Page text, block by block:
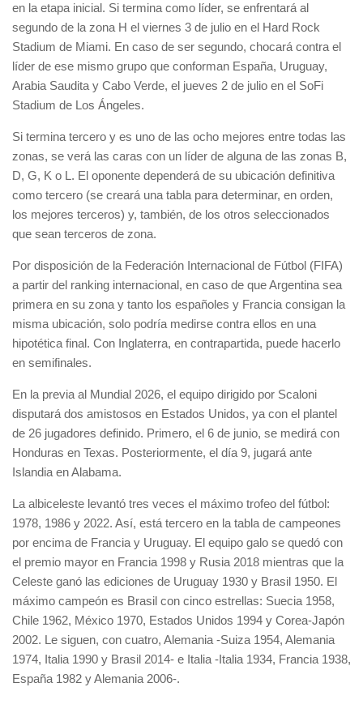
en la etapa inicial. Si termina como líder, se enfrentará al
segundo de la zona H el viernes 3 de julio en el Hard Rock
Stadium de Miami. En caso de ser segundo, chocará contra el
líder de ese mismo grupo que conforman España, Uruguay,
Arabia Saudita y Cabo Verde, el jueves 2 de julio en el SoFi
Stadium de Los Ángeles.
Si termina tercero y es uno de las ocho mejores entre todas las
zonas, se verá las caras con un líder de alguna de las zonas B,
D, G, K o L. El oponente dependerá de su ubicación definitiva
como tercero (se creará una tabla para determinar, en orden,
los mejores terceros) y, también, de los otros seleccionados
que sean terceros de zona.
Por disposición de la Federación Internacional de Fútbol (FIFA)
a partir del ranking internacional, en caso de que Argentina sea
primera en su zona y tanto los españoles y Francia consigan la
misma ubicación, solo podría medirse contra ellos en una
hipotética final. Con Inglaterra, en contrapartida, puede hacerlo
en semifinales.
En la previa al Mundial 2026, el equipo dirigido por Scaloni
disputará dos amistosos en Estados Unidos, ya con el plantel
de 26 jugadores definido. Primero, el 6 de junio, se medirá con
Honduras en Texas. Posteriormente, el día 9, jugará ante
Islandia en Alabama.
La albiceleste levantó tres veces el máximo trofeo del fútbol:
1978, 1986 y 2022. Así, está tercero en la tabla de campeones
por encima de Francia y Uruguay. El equipo galo se quedó con
el premio mayor en Francia 1998 y Rusia 2018 mientras que la
Celeste ganó las ediciones de Uruguay 1930 y Brasil 1950. El
máximo campeón es Brasil con cinco estrellas: Suecia 1958,
Chile 1962, México 1970, Estados Unidos 1994 y Corea-Japón
2002. Le siguen, con cuatro, Alemania -Suiza 1954, Alemania
1974, Italia 1990 y Brasil 2014- e Italia -Italia 1934, Francia 1938,
España 1982 y Alemania 2006-.